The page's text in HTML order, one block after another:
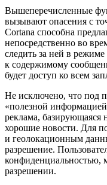
Вышеперечисленные
вызывают опасения с
Cortana способна
непосредственно во
следить за ней в
к содержимому
будет доступ ко всем
Не исключено, что под
«полезной
реклама, базирующаяся
хорошие новости. Для
и геолокационным
разрешение.
конфиденциальностью,
разрешении.